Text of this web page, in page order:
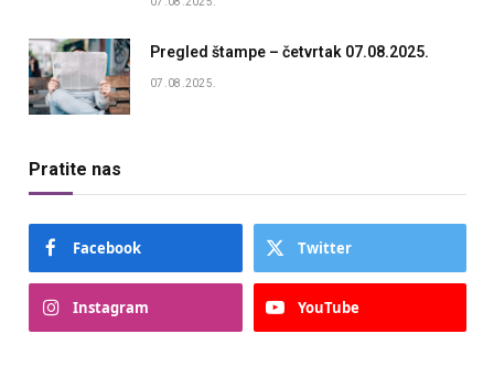
Pregled štampe – četvrtak 07.08.2025.
07.08.2025.
Pratite nas
Facebook Twitter
Instagram YouTube